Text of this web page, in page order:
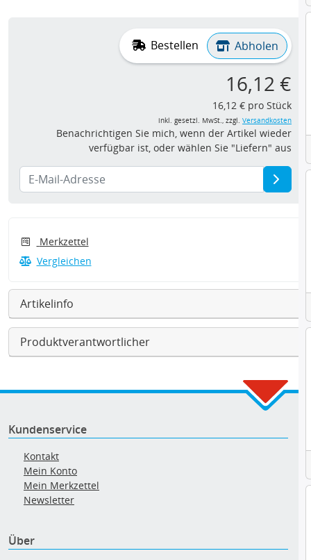
Bestellen Abholen
16,12 €
16,12 € pro Stück
inkl. gesetzl. MwSt., zzgl. Versandkosten
Benachrichtigen Sie mich, wenn der Artikel wieder
verfügbar ist, oder wählen Sie "Liefern" aus
Merkzettel
Vergleichen
Artikelinfo
Produktverantwortlicher
Kundenservice
Kontakt
Mein Konto
Mein Merkzettel
Newsletter
Über